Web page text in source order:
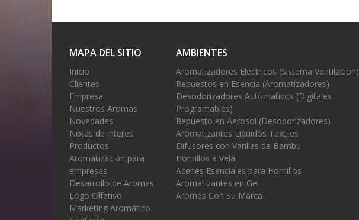
MAPA DEL SITIO
Inicio
Clientes
Empresa
Nuestros Aromas
Novedades
Notas de interes
Productos
Aromatización para
empresas
Desarrollo de Aromas
Logo Olfativo
Marketing Aromático
AMBIENTES
Aromatizadores Electricos (Sistema Ventilacion)
Repuestos en Esencia (Aromatizadores)
Desodorizadores Automaticos (Digitales
Programables)
Repuesto en Aerosol (Desodorizadores)
Aromatizantes Liquidos Textiles
Difusores con Varillas de Bambu
Hornillos a Vela
Aceites Esenciales para Hornillos
Aromatizantes en Gel
Aromas Con Su Marca